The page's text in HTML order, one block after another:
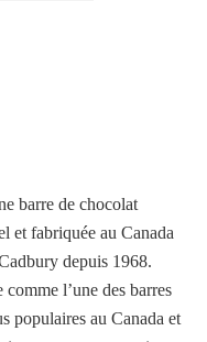
barre de chocolat
et fabriquée au Canada
depuis 1968.
comme l’une des barres
populaires au Canada et